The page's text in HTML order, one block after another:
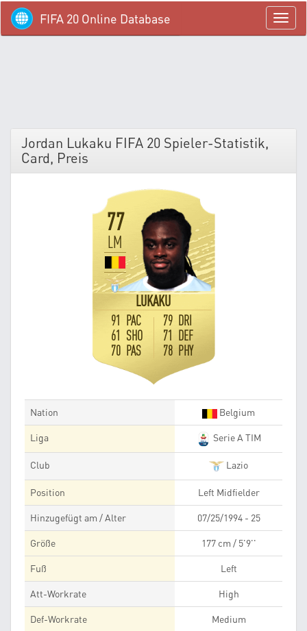
menü
FIFA 20 Online Database
Jordan Lukaku FIFA 20 Spieler-Statistik,
Card, Preis
77
LM
LUKAKU
91 PAC
61 SHO
70 PAS
79 DRI
71 DEF
78 PHY
Nation Belgium
Liga Serie A TIM
Club Lazio
Position Left Midfielder
Hinzugefügt am / Alter 07/25/1994 - 25
Größe 177 cm / 5'9''
Fuß Left
Att-Workrate High
Def-Workrate Medium